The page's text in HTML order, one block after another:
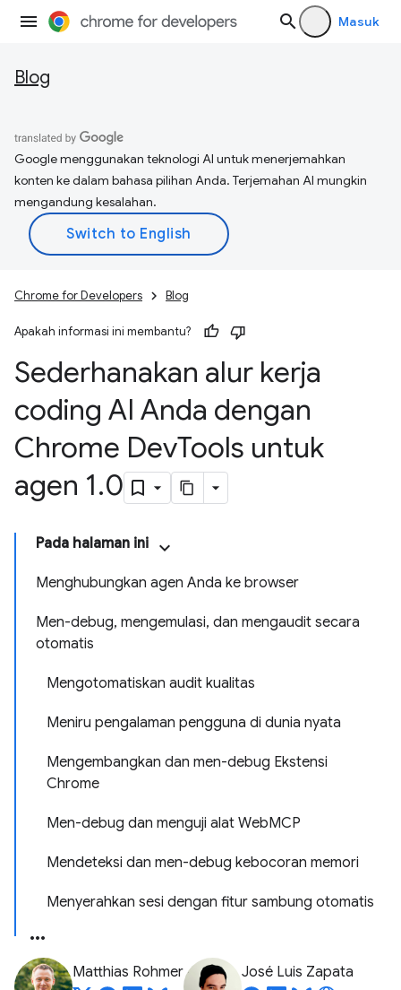
Masuk
Blog
Google menggunakan teknologi AI untuk menerjemahkan
konten ke dalam bahasa pilihan Anda. Terjemahan AI mungkin
mengandung kesalahan.
Chrome for Developers Blog
Apakah informasi ini membantu?
Sederhanakan alur kerja
coding AI Anda dengan
Chrome DevTools untuk
agen 1.0
Pada halaman ini
Menghubungkan agen Anda ke browser
Men-debug, mengemulasi, dan mengaudit secara
otomatis
Mengotomatiskan audit kualitas
Meniru pengalaman pengguna di dunia nyata
Mengembangkan dan men-debug Ekstensi
Chrome
Men-debug dan menguji alat WebMCP
Mendeteksi dan men-debug kebocoran memori
Menyerahkan sesi dengan fitur sambung otomatis
Matthias Rohmer José Luis Zapata